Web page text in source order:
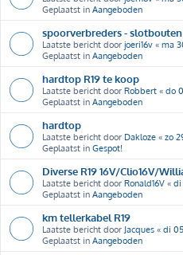
Geplaatst in Aangeboden
spoorverbreders - slotbouten
Laatste bericht door joeri16v « ma
Geplaatst in Aangeboden
hardtop R19 te koop
Laatste bericht door Robbert « do
Geplaatst in Aangeboden
hardtop
Laatste bericht door Dakloze « zo
Geplaatst in Gespot!
Diverse R19 16V/Clio16V/
Laatste bericht door Ronald16V « di
Geplaatst in Aangeboden
km tellerkabel R19
Laatste bericht door Jacques « di
Geplaatst in Aangeboden